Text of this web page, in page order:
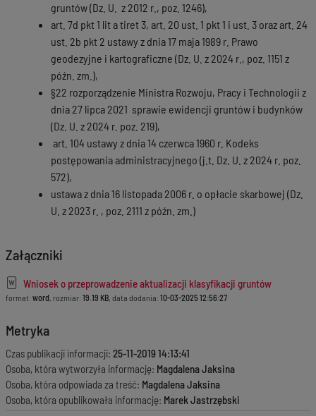
gruntów (Dz. U. z 2012 r., poz. 1246),
art. 7d pkt 1 lit a tiret 3, art. 20 ust. 1 pkt 1 i ust. 3 oraz art. 24
ust. 2b pkt 2 ustawy z dnia 17 maja 1989 r. Prawo
geodezyjne i kartograficzne (Dz. U. z 2024 r., poz. 1151 z
późn. zm.),
§22 rozporządzenie Ministra Rozwoju, Pracy i Technologii z
dnia 27 lipca 2021 sprawie ewidencji gruntów i budynków
(Dz. U. z 2024 r. poz. 219),
art. 104 ustawy z dnia 14 czerwca 1960 r. Kodeks
postępowania administracyjnego (j.t. Dz. U. z 2024 r. poz.
572),
ustawa z dnia 16 listopada 2006 r. o opłacie skarbowej (Dz.
U. z 2023 r. , poz. 2111 z późn. zm.)
Załączniki
Wniosek o przeprowadzenie aktualizacji klasyfikacji gruntów
format: word, rozmiar: 19.19 KB, data dodania: 10-03-2025 12:56:27
Metryka
Czas publikacji informacji: 25-11-2019 14:13:41
Osoba, która wytworzyła informację: Magdalena Jaksina
Osoba, która odpowiada za treść: Magdalena Jaksina
Osoba, która opublikowała informację: Marek Jastrzębski